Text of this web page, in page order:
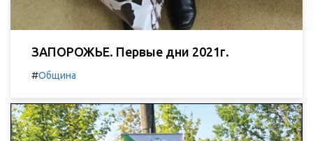
ЗАПОРОЖЬЕ. Первые дни 2021г.
#Община